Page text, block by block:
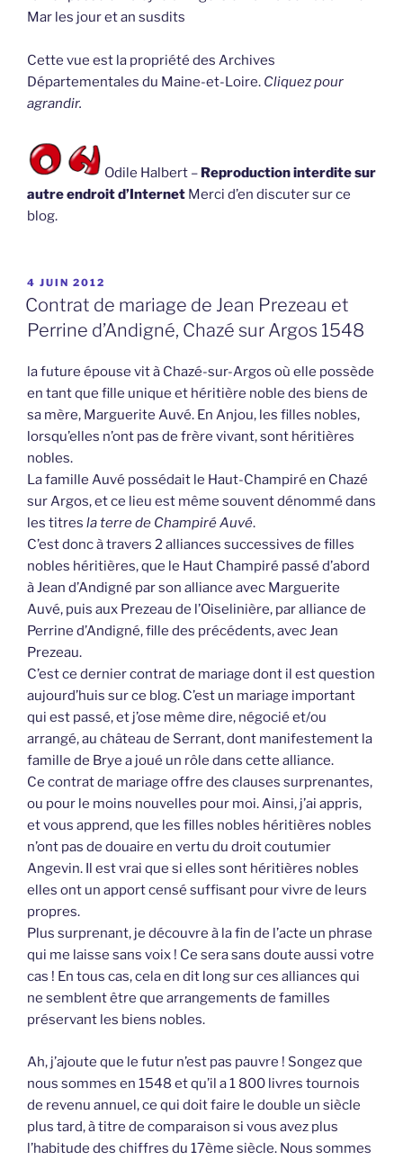
Mar les jour et an susdits
Cette vue est la propriété des Archives
Départementales du Maine-et-Loire. Cliquez pour
agrandir.
Odile Halbert – Reproduction interdite sur
autre endroit d’Internet Merci d’en discuter sur ce
blog.
PUBLIÉ
LE
4 JUIN 2012
Contrat de mariage de Jean Prezeau et
Perrine d’Andigné, Chazé sur Argos 1548
la future épouse vit à Chazé-sur-Argos où elle possède
en tant que fille unique et héritière noble des biens de
sa mère, Marguerite Auvé. En Anjou, les filles nobles,
lorsqu’elles n’ont pas de frère vivant, sont héritières
nobles.
La famille Auvé possédait le Haut-Champiré en Chazé
sur Argos, et ce lieu est même souvent dénommé dans
les titres la terre de Champiré Auvé.
C’est donc à travers 2 alliances successives de filles
nobles héritières, que le Haut Champiré passé d’abord
à Jean d’Andigné par son alliance avec Marguerite
Auvé, puis aux Prezeau de l’Oiselinière, par alliance de
Perrine d’Andigné, fille des précédents, avec Jean
Prezeau.
C’est ce dernier contrat de mariage dont il est question
aujourd’huis sur ce blog. C’est un mariage important
qui est passé, et j’ose même dire, négocié et/ou
arrangé, au château de Serrant, dont manifestement la
famille de Brye a joué un rôle dans cette alliance.
Ce contrat de mariage offre des clauses surprenantes,
ou pour le moins nouvelles pour moi. Ainsi, j’ai appris,
et vous apprend, que les filles nobles héritières nobles
n’ont pas de douaire en vertu du droit coutumier
Angevin. Il est vrai que si elles sont héritières nobles
elles ont un apport censé suffisant pour vivre de leurs
propres.
Plus surprenant, je découvre à la fin de l’acte un phrase
qui me laisse sans voix ! Ce sera sans doute aussi votre
cas ! En tous cas, cela en dit long sur ces alliances qui
ne semblent être que arrangements de familles
préservant les biens nobles.
Ah, j’ajoute que le futur n’est pas pauvre ! Songez que
nous sommes en 1548 et qu’il a 1 800 livres tournois
de revenu annuel, ce qui doit faire le double un siècle
plus tard, à titre de comparaison si vous avez plus
l’habitude des chiffres du 17ème siècle. Nous sommes